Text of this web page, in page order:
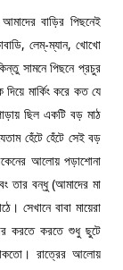
বাড়ির পিছনেই
লেম্-ম্যান, খোখো
সামনে পিছনে প্রচুর
মার্কিং করে কত যে
ছিল একটি বড় মাঠ
হেঁটে হেঁটে সেই বড়
আলোয় পড়াশোনা
তার বন্ধু (আমাদের মা
সেখানে বাবা মায়েরা
করতে করতে শুধু ছুটে
রাত্রের আলোয়